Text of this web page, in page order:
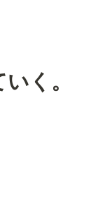
く。